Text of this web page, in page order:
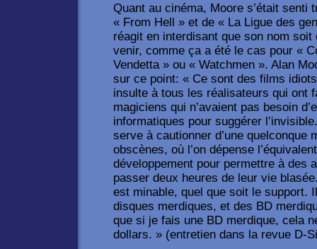
Quant au cinéma, Moore s’était senti
« From Hell » et de « La Ligue des
réagit en interdisant que son nom
venir, comme ça a été le cas pour «
Vendetta » ou « Watchmen ». Alan
sur ce point: « Ce sont des films
insulte à tous les réalisateurs qui ont
magiciens qui n’avaient pas besoin
informatiques pour suggérer
serve à cautionner d’une quelconque
obscènes, où l’on dépense
développement pour permettre à des
passer deux heures de leur vie
est minable, quel que soit le support.
disques merdiques, et des BD
que si je fais une BD merdique, cela
dollars. » (entretien dans la revue D-